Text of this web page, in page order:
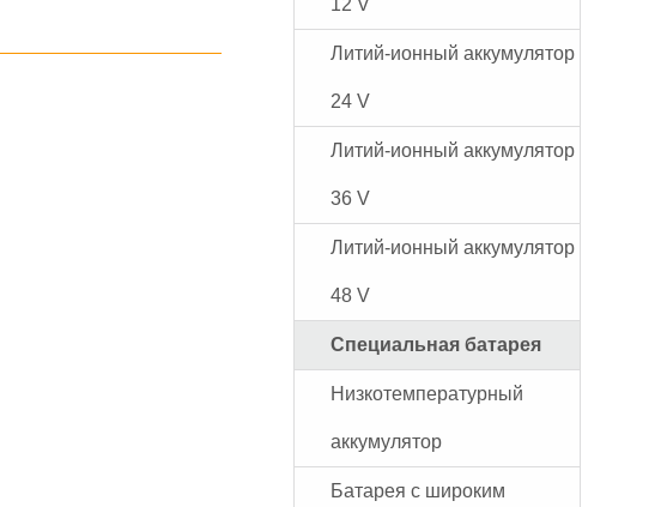
12 V
Литий-ионный аккумулятор
24 V
Литий-ионный аккумулятор
36 V
Литий-ионный аккумулятор
48 V
Специальная батарея
Низкотемпературный
аккумулятор
Батарея с широким